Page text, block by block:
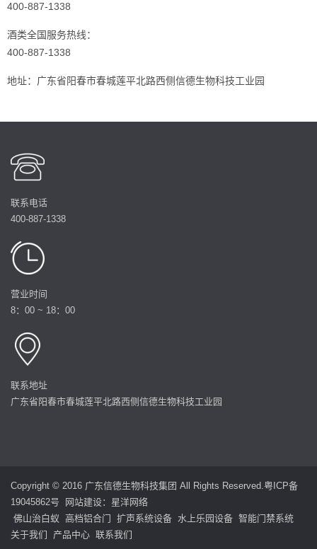
400-887-1338
酒类全国服务热线：
400-887-1338
地址：广东省阳春市春城莲平北路西侧信德生物科技工业园
联系电话
400-887-1338
营业时间
8：00 ~ 18：00
联系地址
广东省阳春市春城莲平北路西侧信德生物科技工业园
Copyright © 2016 广东信德生物科技集团 All Rights Reserved.粤ICP备
19045862号
网站建设： 星洋网络
佛山治白蚁 高档铝合门 扩声系统设备 水上乐园设备 智能门禁系统
关于我们
产品中心 联系我们